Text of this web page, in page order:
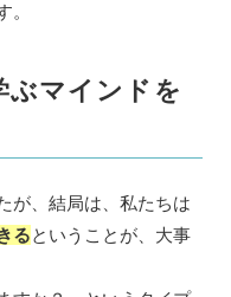
。
ぶマインドを
が、結局は、私たちは
るということが、大事